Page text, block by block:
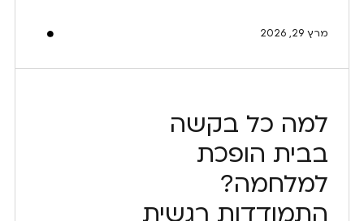
מרץ 29, 2026
למה כל בקשה
בבית הופכת
למלחמה?
התמודדות רגשית